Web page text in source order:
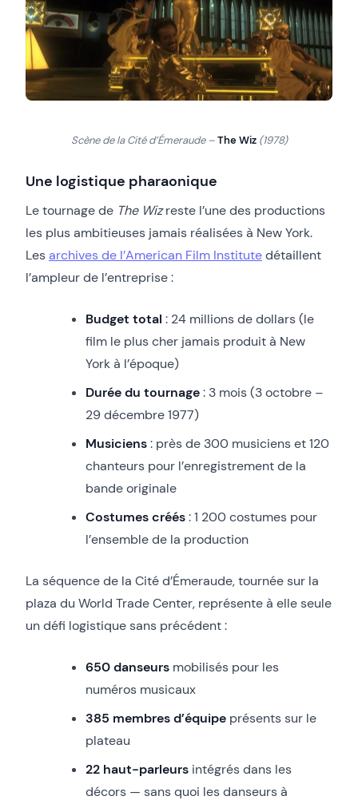
Scène de la Cité d’Émeraude – The Wiz (1978)
Une logistique pharaonique
Le tournage de The Wizreste l’une des productions
les plus ambitieuses jamais réalisées à New York.
Les archives de l’American Film Institutedétaillent
l’ampleur de l’entreprise :
Budget total : 24 millions de dollars (le
film le plus cher jamais produit à New
York à l’époque)
Durée du tournage: 3 mois (3 octobre –
29 décembre 1977)
Musiciens: près de 300 musiciens et 120
chanteurs pour l’enregistrement de la
bande originale
Costumes créés: 1 200 costumes pour
l’ensemble de la production
La séquence de la Cité d’Émeraude, tournée sur la
plaza du World Trade Center, représente à elle seule
un défi logistique sans précédent :
650 danseurs mobilisés pour les
numéros musicaux
385 membres d’équipe présents sur le
plateau
22 haut-parleurs intégrés dans les
décors — sans quoi les danseurs à